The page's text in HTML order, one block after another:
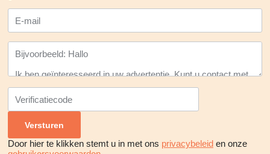
Door hier te klikken stemt u in met ons privacybeleid en onze